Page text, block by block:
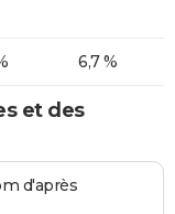
6,7 %
et des
d'après